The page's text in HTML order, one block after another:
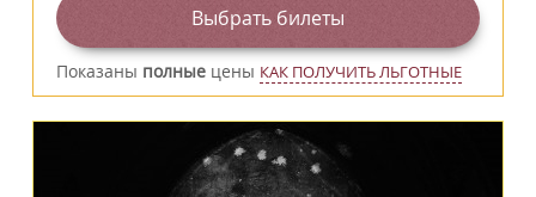
Выбрать билеты
Показаны полные цены КАК ПОЛУЧИТЬ ЛЬГОТНЫЕ